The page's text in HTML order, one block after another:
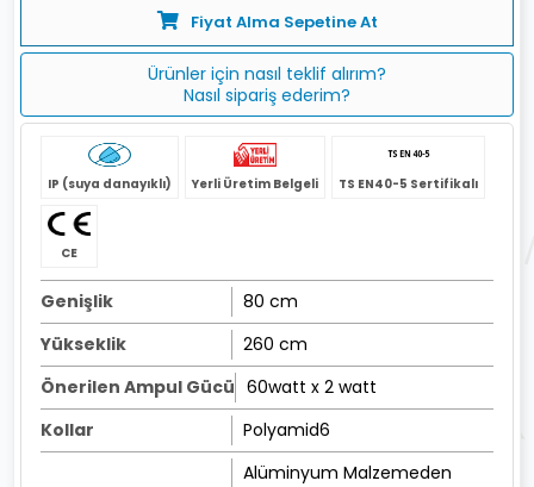
Fiyat Alma Sepetine At
Ürünler için nasıl teklif alırım?
Nasıl sipariş ederim?
IP (suya danayıklı) Yerli Üretim Belgeli TS EN40-5 Sertifikalı
CE
Genişlik
80 cm
Yükseklik
260 cm
Önerilen Ampul Gücü 60watt x 2 watt
Kollar
Polyamid6
Alüminyum Malzemeden